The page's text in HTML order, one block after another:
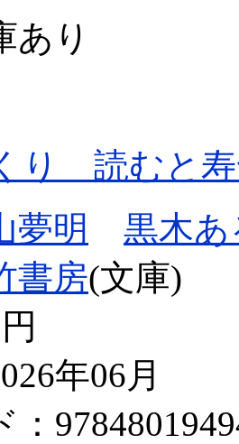
あり
り 読むと寿
夢明
黒木
書房(文庫)
年06月
：